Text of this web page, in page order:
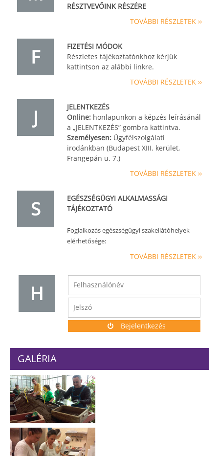
RÉSZTVEVŐINK RÉSZÉRE
TOVÁBBI RÉSZLETEK ››
F
FIZETÉSI MÓDOK
Részletes tájékoztatónkhoz kérjük
kattintson az alábbi linkre.
TOVÁBBI RÉSZLETEK ››
J
JELENTKEZÉS
Online: honlapunkon a képzés leírásánál
a „JELENTKEZÉS” gombra kattintva.
Személyesen: Ügyfélszolgálati
irodánkban (Budapest XIII. kerület,
Frangepán u. 7.)
TOVÁBBI RÉSZLETEK ››
S
EGÉSZSÉGÜGYI ALKALMASSÁGI
TÁJÉKOZTATÓ
Foglalkozás egészségügyi szakellátóhelyek
elérhetősége:
TOVÁBBI RÉSZLETEK ››
H
Bejelentkezés
GALÉRIA